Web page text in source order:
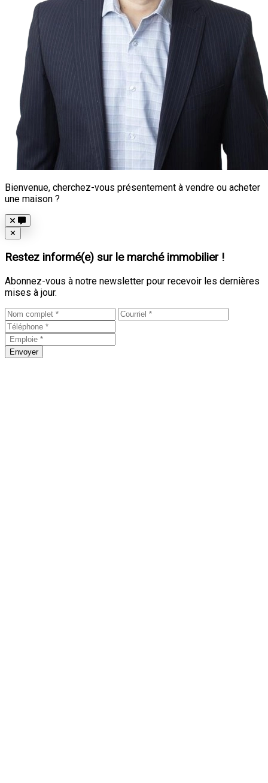
Bienvenue, cherchez-vous présentement à vendre ou acheter
une maison ?
Close
✕
Restez informé(e) sur le marché immobilier !
Abonnez-vous à notre newsletter pour recevoir les dernières
mises à jour.
Envoyer